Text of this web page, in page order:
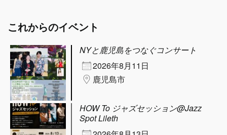
これからのイベント
NYと鹿児島をつなぐコンサート
2026年8月11日
鹿児島市
HOW To ジャズセッション@Jazz
Spot Lileth